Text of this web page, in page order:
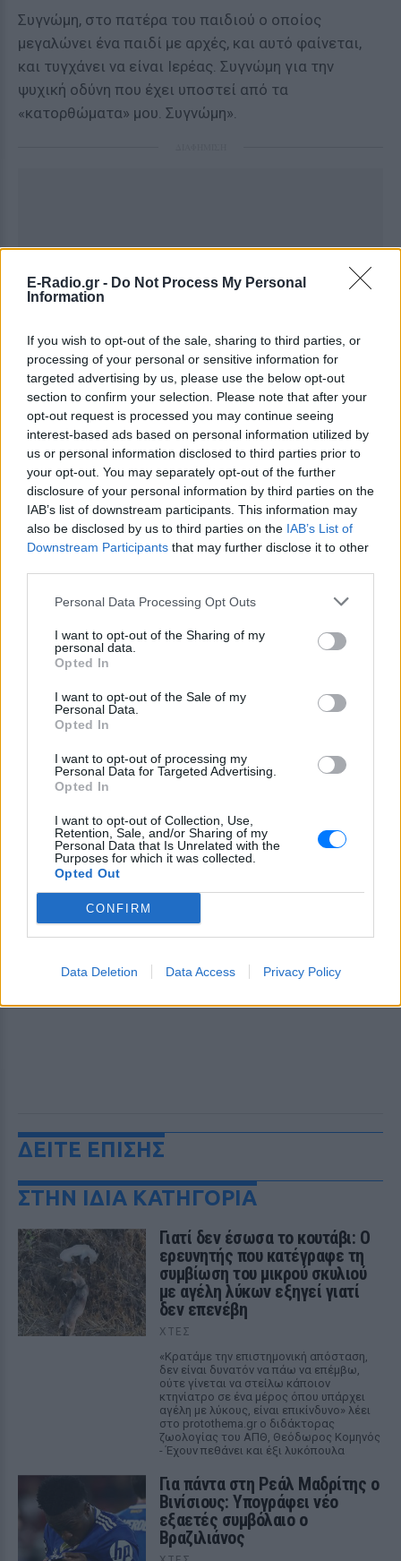
E-Radio.gr - Do Not Process My Personal
Information
If you wish to opt-out of the sale, sharing to third parties, or
processing of your personal or sensitive information for
targeted advertising by us, please use the below opt-out
section to confirm your selection. Please note that after your
opt-out request is processed you may continue seeing
interest-based ads based on personal information utilized by
us or personal information disclosed to third parties prior to
your opt-out. You may separately opt-out of the further
disclosure of your personal information by third parties on the
IAB’s list of downstream participants. This information may
also be disclosed by us to third parties on the IAB’s List of
Downstream Participants that may further disclose it to other
Personal Data Processing Opt Outs
I want to opt-out of the Sharing of my
personal data.
Opted In
I want to opt-out of the Sale of my
Personal Data.
Opted In
I want to opt-out of processing my
Personal Data for Targeted Advertising.
Opted In
I want to opt-out of Collection, Use,
Retention, Sale, and/or Sharing of my
Personal Data that Is Unrelated with the
Purposes for which it was collected.
Opted Out
CONFIRM
Data Deletion Data Access Privacy Policy
Συγνώμη, στο πατέρα του παιδιού ο οποίος
μεγαλώνει ένα παιδί με αρχές, και αυτό φαίνεται,
και τυγχάνει να είναι Ιερέας. Συγνώμη για την
ψυχική οδύνη που έχει υποστεί από τα
«κατορθώματα» μου. Συγνώμη».
Ακολουθήστε το E-Radio.gr στοGoogle News
και μάθετε πρώτοιτα πιο hot νέα.
ειδήσεωντου E-Daily.gr
ΔΕΙΤΕ ΕΠΙΣΗΣ
ΣΤΗΝ ΙΔΙΑ ΚΑΤΗΓΟΡΙΑ
Γιατί δεν έσωσα το κουτάβι: Ο
ερευνητής που κατέγραφε τη
συμβίωση του μικρού σκυλιού
με αγέλη λύκων εξηγεί γιατί
δεν επενέβη
ΧΤΕΣ
«Κρατάμε την επιστημονική απόσταση,
δεν είναι δυνατόν να πάω να επέμβω,
ούτε γίνεται να στείλω κάποιον
κτηνίατρο σε ένα μέρος όπου υπάρχει
αγέλη με λύκους, είναι επικίνδυνο» λέει
στο protothema.gr ο διδάκτορας
ζωολογίας του ΑΠΘ, Θεόδωρος Κομηνός
- Έχουν πεθάνει και έξι λυκόπουλα
Για πάντα στη Ρεάλ Μαδρίτης ο
Βινίσιους: Υπογράφει νέο
εξαετές συμβόλαιο ο
Βραζιλιάνος